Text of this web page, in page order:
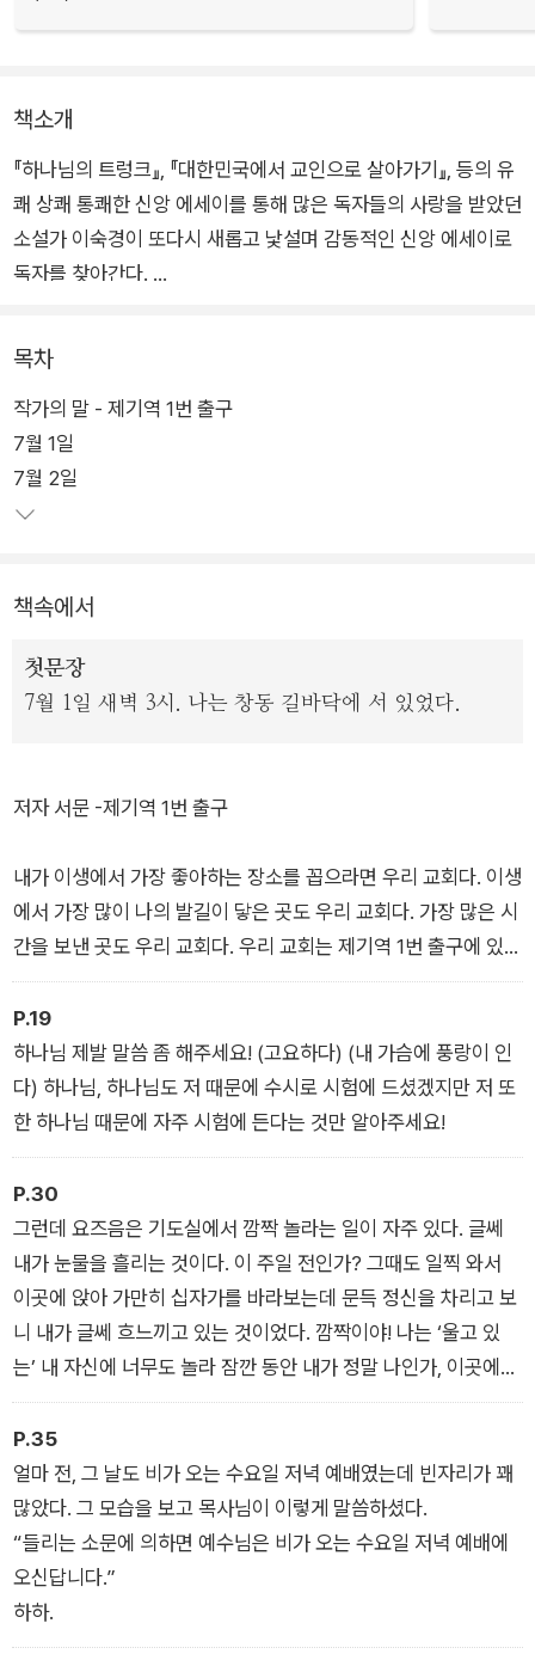
책소개
『하나님의 트렁크』, 『대한민국에서 교인으로 살아가기』, 등의 유
쾌 상쾌 통쾌한 신앙 에세이를 통해 많은 독자들의 사랑을 받았던
소설가 이숙경이 또다시 새롭고 낯설며 감동적인 신앙 에세이로
독자를 찾아간다.
가장 솔직한 것이 가장 감동적이라는 진리를 깨닫게 해 준 뜨거운
독후감이 도처에서 날아들었다. 편집자로서 이에 자부심을 느낀
다. 실패한 듯 보이는 이 솔직담백한 작가의 신앙 에세이가 우리
한국 교회의 교인과 목회자들에게 적지 않은 영향을 미치고 있고,
계속 미칠 것이라는 예감은 틀리지 않을 것이다.
목차
작가의 말 - 제기역 1번 출구
7월 1일
7월 2일
책속에서
첫문장
7월 1일 새벽 3시. 나는 창동 길바닥에 서 있었다.
저자 서문 -제기역 1번 출구
내가 이생에서 가장 좋아하는 장소를 꼽으라면 우리 교회다. 이생
에서 가장 많이 나의 발길이 닿은 곳도 우리 교회다. 가장 많은 시
간을 보낸 곳도 우리 교회다. 우리 교회는 제기역 1번 출구에 있
다.
그곳은 내가 태어나 스물 몇 살까지 산 나의 고향이기도 하다.
결혼 후, 교회에서 24킬로 떨어진 경기도에서 산 지 삼십 년이 넘
도록 수많은 날을 제기역 1번 출구로 들락거렸다. 그렇게 1년에 2
00일 이상 교회에 갔고 250일 이상 교회에 간 해도 적지 않다.
하루에 한 번만 갔을까? 일주일에 세 번 정도는 하루에 두 번씩
교회를 들락거렸다. 그렇게 많은 시간 교회를 다녔어도 제기역 1
번 출구를 향해 지하철 계단을 오를 때부터 가슴이 뛰었다. 우리
교회의 붉은 벽돌이 보이면 나도 모르게 미소가 흘렀다. 그만큼
교회를 좋아했다.
그런데 지금은?
코로나 핑계 대고 교회 가지 않는다. 교회에서 특별 새벽기도회를
해도 양심의 가책 1도 받지 않고 쌩깐다. 부흥성회를 하면 기껏 한
두 번 갈까말까 하고 집구석에 편안하게 앉아 유튜브로 보다말다
한다. 새벽부터 날아오는 교회 톡이 귀찮다. 당연히 갔던 수요 저
녁 예배는 대중기도를 맡은 날만 억지로 가서, 단상 앞에 서서 풀
죽은 목소리로 기도하고 내려온다.
코로나 이전에는 좀 나았을까? 그렇다고 말하고 싶지만 실상은
P.19
하나님 제발 말씀 좀 해주세요! (고요하다) (내 가슴에 풍랑이 인
다) 하나님, 하나님도 저 때문에 수시로 시험에 드셨겠지만 저 또
한 하나님 때문에 자주 시험에 든다는 것만 알아주세요!
P.30
그런데 요즈음은 기도실에서 깜짝 놀라는 일이 자주 있다. 글쎄
내가 눈물을 흘리는 것이다. 이 주일 전인가? 그때도 일찍 와서
이곳에 앉아 가만히 십자가를 바라보는데 문득 정신을 차리고 보
니 내가 글쎄 흐느끼고 있는 것이었다. 깜짝이야! 나는 ‘울고 있
는’ 내 자신에 너무도 놀라 잠깐 동안 내가 정말 나인가, 이곳에
앉아 있는 것이 현실인가 혹시 꿈은 아닌가 하는 생각까지 들 정
도였다. 그때 정말 신기했다.
P.35
얼마 전, 그 날도 비가 오는 수요일 저녁 예배였는데 빈자리가 꽤
많았다. 그 모습을 보고 목사님이 이렇게 말씀하셨다.
“들리는 소문에 의하면 예수님은 비가 오는 수요일 저녁 예배에
오신답니다.”
하하.